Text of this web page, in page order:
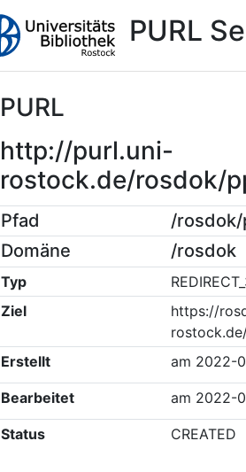
PURL
PURL
http://purl.uni-
rostock.de/rosdok/
Pfad
/rosdok/
Domäne
/rosdok
Typ
Ziel
https://
Erstellt
am 2022-
Bearbeitet am 2022-
Status CREATED